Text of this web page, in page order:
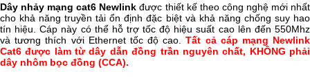
Dây nhảy mạng cat6 Newlink được thiết kế theo công nghệ mới nhất
cho khả năng truyền tải ổn định đặc biệt và khả năng chống suy hao
tín hiệu. Cáp này có thể hỗ trợ tốc độ hiệu suất cao lên đến 550Mhz
và tương thích với Ethernet tốc độ cao.Tất cả cáp mạng Newlink
Cat6 được làm từ dây dẫn đồng trần nguyên chất, KHÔNG phải
dây nhôm bọc đồng (CCA).